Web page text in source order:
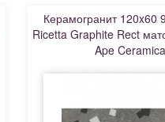
Керамогранит 120x60
Ricetta Graphite Rect
Ape Ceramica